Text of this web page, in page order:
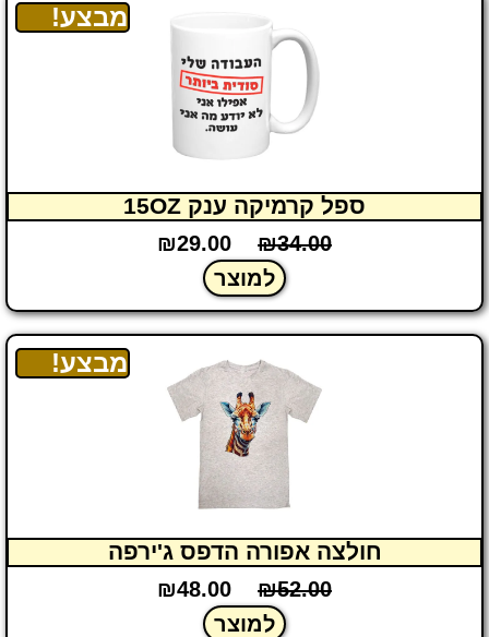
מבצע!
ספל קרמיקה ענק 15OZ
₪34.00
₪29.00
למוצר
מבצע!
חולצה אפורה הדפס ג'ירפה
₪52.00
₪48.00
למוצר